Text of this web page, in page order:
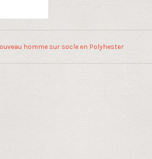
homme sur socle en Polyhester